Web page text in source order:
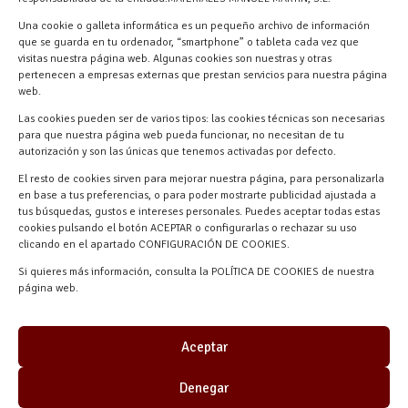
Una cookie o galleta informática es un pequeño archivo de información
que se guarda en tu ordenador, “smartphone” o tableta cada vez que
visitas nuestra página web. Algunas cookies son nuestras y otras
pertenecen a empresas externas que prestan servicios para nuestra página
web.
Las cookies pueden ser de varios tipos: las cookies técnicas son necesarias
para que nuestra página web pueda funcionar, no necesitan de tu
autorización y son las únicas que tenemos activadas por defecto.
El resto de cookies sirven para mejorar nuestra página, para personalizarla
en base a tus preferencias, o para poder mostrarte publicidad ajustada a
tus búsquedas, gustos e intereses personales. Puedes aceptar todas estas
cookies pulsando el botón ACEPTAR o configurarlas o rechazar su uso
clicando en el apartado CONFIGURACIÓN DE COOKIES.
Si quieres más información, consulta la POLÍTICA DE COOKIES de nuestra
página web.
Aceptar
Denegar
618 59 79 72 (Solo WhatsApp)
Materiales Manuel Martín Ctra.
Turégano-Navas de Oro, 47, 40280
Navalmanzano, Segovia, ESPAÑA
Desarrollado por